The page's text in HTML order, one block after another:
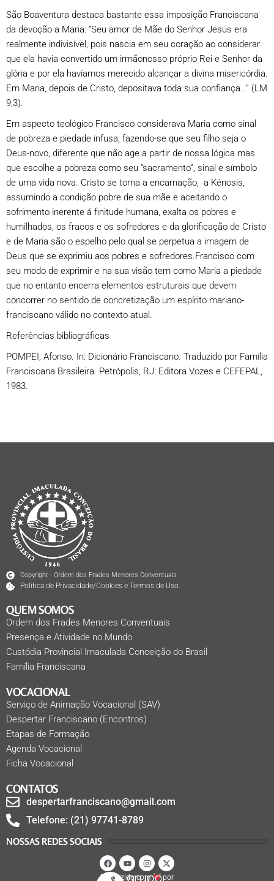
São Boaventura destaca bastante essa imposição Franciscana
da devoção a Maria: “Seu amor de Mãe do Senhor Jesus era
realmente indivisível, pois nascia em seu coração ao considerar
que ela havia convertido um irmãonosso próprio Rei e Senhor da
glória e por ela havíamos merecido alcançar a divina misericórdia.
Em Maria, depois de Cristo, depositava toda sua confiança…” (LM
9,3).
Em aspecto teológico Francisco considerava Maria como sinal
de pobreza e piedade infusa, fazendo-se que seu filho seja o
Deus-novo, diferente que não age a partir de nossa lógica mas
que escolhe a pobreza como seu “sacramento”, sinal e símbolo
de uma vida nova. Cristo se torna a encarnação, a Kénosis,
assumindo a condição pobre de sua mãe e aceitando o
sofrimento inerente á finitude humana, exalta os pobres e
humilhados, os fracos e os sofredores e da glorificação de Cristo
e de Maria são o espelho pelo qual se perpetua a imagem de
Deus que se exprimiu aos pobres e sofredores.Francisco com
seu modo de exprimir e na sua visão tem como Maria a piedade
que no entanto encerra elementos estruturais que devem
concorrer no sentido de concretização um espírito mariano-
franciscano válido no contexto atual.
Referências bibliográficas
POMPEI, Afonso. In: Dicionário Franciscano. Traduzido por Família
Franciscana Brasileira. Petrópolis, RJ: Editora Vozes e CEFEPAL,
1983.
Copyright - Ordem dos Frades Menores Conventuais
Política de Privacidade/Cookies e Termos de Uso.
QUEM SOMOS
Ordem dos Frades Menores Conventuais
Presença e Atividade no Mundo
Custódia Provincial Imaculada Conceição do Brasil
Família Franciscana
VOCACIONAL
Serviço de Animação Vocacional (SAV)
Despertar Franciscano (Encontros)
Etapas de Formação
Agenda Vocacional
Ficha Vocacional
CONTATOS
despertarfranciscano@gmail.com
Telefone: (21) 97741-8789
NOSSAS REDES SOCIAIS
Produzido com por